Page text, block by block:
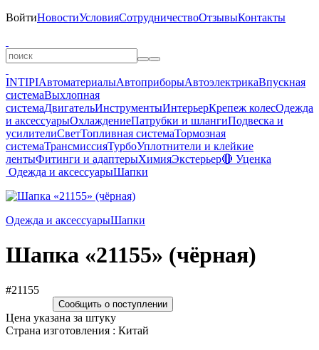
ВойтиНовостиУсловияСотрудничествоОтзывыКонтакты
INTIPIАвтоматериалыАвтоприборыАвтоэлектрикаВпускная
системаВыхлопная
системаДвигательИнструментыИнтерьерКрепеж колесОдежда
и аксессуарыОхлаждениеПатрубки и шлангиПодвеска и
усилителиСветТопливная системаТормозная
системаТрансмиссияТурбоУплотнители и клейкие
лентыФитинги и адаптерыХимияЭкстерьер🔴 Уценка
Одежда и аксессуарыШапки
Одежда и аксессуарыШапки
Шапка «21155» (чёрная)
#21155
Сообщить о поступлении
Цена указана за штуку
Страна изготовления : Китай